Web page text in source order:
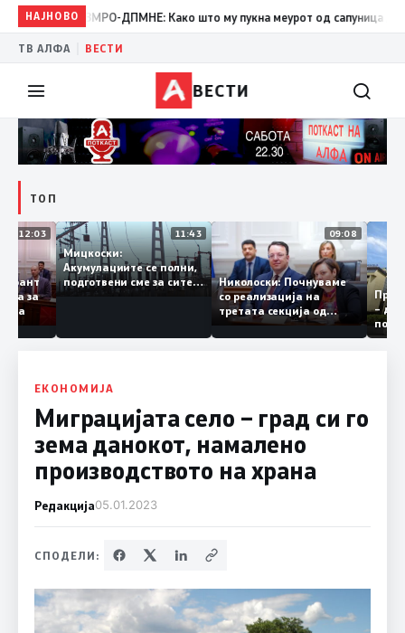
НАЈНОВО
19:39ВМРО-ДПМНЕ: Како што му пукна меурот од сапуница
ТВ АЛФА ВЕСТИ
ВЕСТИ
ТОП
12:03
грант
евра за
11:43
Мицкоски:
Акумулациите се полни,
подготвени сме за сите
ризици, не размислување
09:08
Николоски: Почнуваме
со реализација на
третата секција од
железничкиот Коридор
8, Македонија станува
ЕКОНОМИЈА
Миграцијата село – град си го
зема данокот, намалено
производството на храна
Редакција05.01.2023
СПОДЕЛИ: